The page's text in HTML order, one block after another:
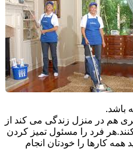
باشد.
هم در منزل زندگی می کند از
کنند.هر فرد را مسئول تمیز کردن
همه کارها را خودتان انجام